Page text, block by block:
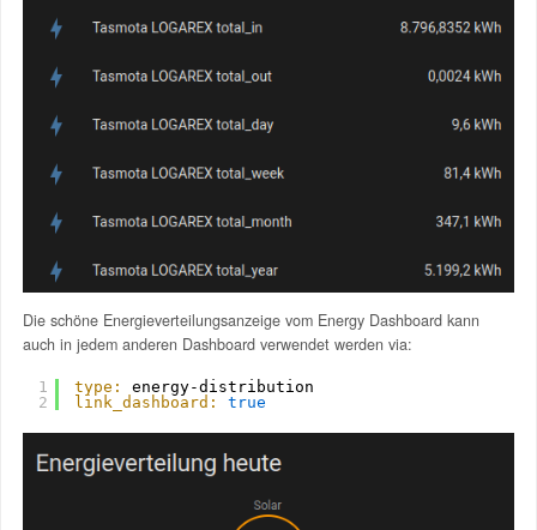
Die schöne Energieverteilungsanzeige vom Energy Dashboard kann
auch in jedem anderen Dashboard verwendet werden via:
1
2
type:
energy-distribution
link_dashboard:
true